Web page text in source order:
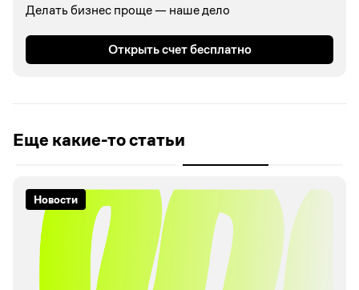
Делать бизнес проще — наше дело
Открыть счет бесплатно
Еще какие-то статьи
Новости